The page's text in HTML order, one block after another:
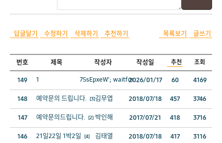
답글달기 수정하기 삭제하기 추천하기 목록보기 글쓰기
번호 제목 작성자 작성일 추천 조회
149 1 7SsEpxeW'; waitfor2026/01/17 60 4169
148 예약문의 드립니다. [3]김무엽 2018/07/18 457 3746
147 예약문의드립니다. [2] 박인해 2017/07/21 418 3716
146 21일22일 1박2일 [4] 김태열 2018/07/18 417 3116